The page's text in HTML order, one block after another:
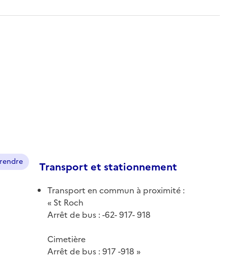
Transport et stationnement
Transport en commun à proximité :
St Roch
Arrêt de bus : -62- 917- 918
Cimetière
Arrêt de bus : 917 -918